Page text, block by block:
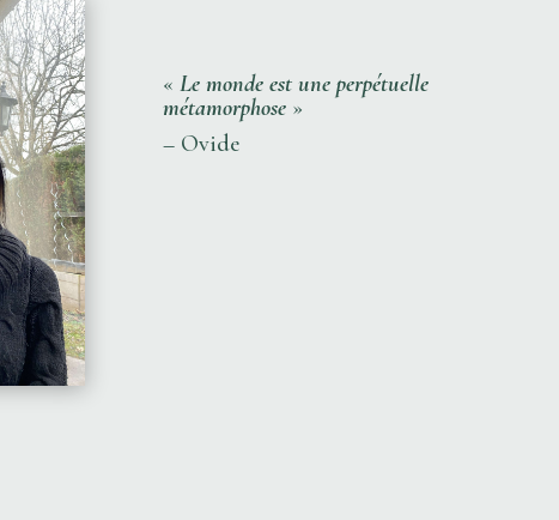
« Le monde est une perpétuelle
métamorphose»
– Ovide